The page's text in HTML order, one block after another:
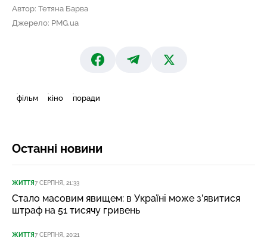
Автор: Тетяна Барва
Джерело: PMG.ua
фільм кіно поради
Останні новини
ЖИТТЯ7 СЕРПНЯ, 21:33
Стало масовим явищем: в Україні може з’явитися
штраф на 51 тисячу гривень
ЖИТТЯ7 СЕРПНЯ, 20:21